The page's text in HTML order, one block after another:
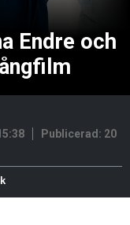
Endre och
Publicerad: 20